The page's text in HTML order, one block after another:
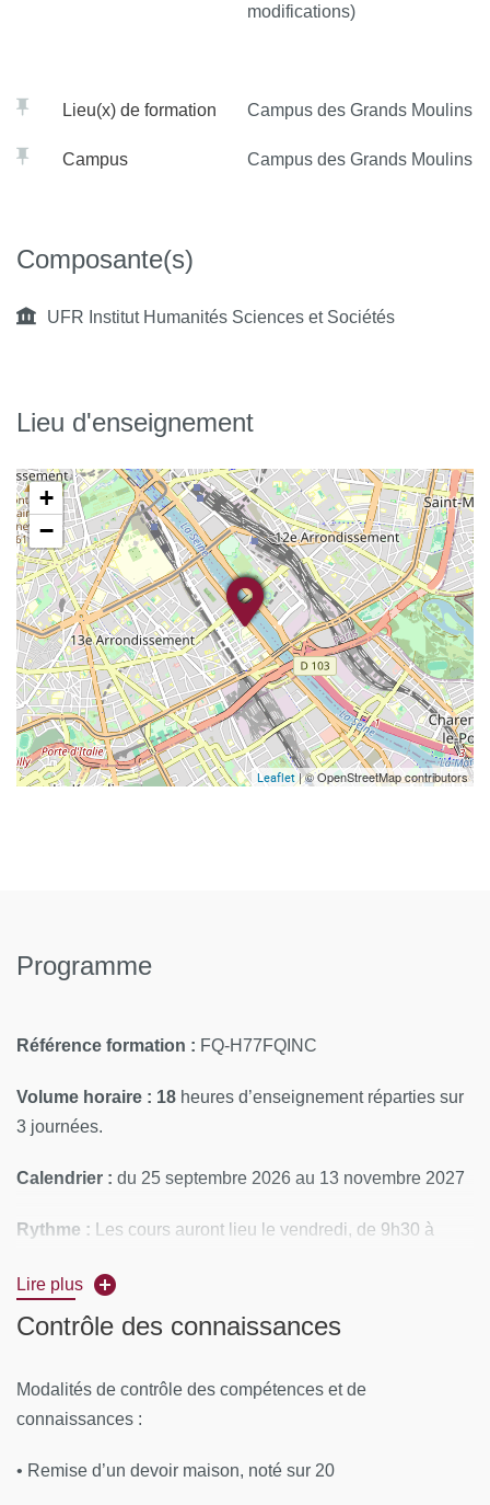
modifications)
Lieu(x) de formation Campus des Grands Moulins
Campus Campus des Grands Moulins
Composante(s)
UFR Institut Humanités Sciences et Sociétés
Lieu d'enseignement
+
−
Leaflet | © OpenStreetMap contributors
Programme
Référence formation : FQ-H77FQINC
Volume horaire : 18 heures d’enseignement réparties sur
3 journées.
Calendrier : du 25 septembre 2026 au 13 novembre 2027
Rythme : Les cours auront lieu le vendredi, de 9h30 à
Moulins
CONTENUS PÉDAGOGIQUES :
Freud donne une définition précise, qui le démarque de l’«
Lire plus
Contrôle des connaissances
Modalités de contrôle des compétences et de
connaissances :
• Remise d’un devoir maison, noté sur 20